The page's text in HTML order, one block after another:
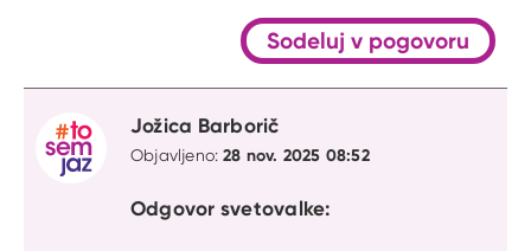
Sodeluj v pogovoru
Jožica Barborič
Objavljeno:28 nov. 2025 08:52
Odgovor svetovalke: